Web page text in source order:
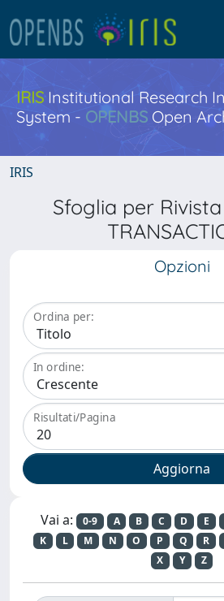
IRISInstitutional Research
System - OPENBS Open
IRIS
Sfoglia per
Opzioni
Ordina per:
In ordine:
Risultati/Pagina
Vai a: 0-9 A B C D E
K
L M N O P Q R
X
Y Z